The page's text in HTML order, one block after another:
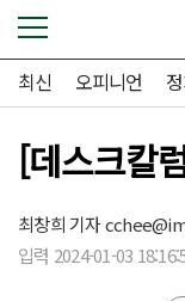
최신 오피니언
[데스크칼
최창희 기자
입력 2024-01-03